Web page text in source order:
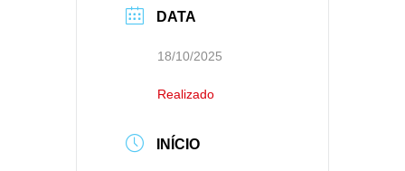
DATA
18/10/2025
Realizado
INÍCIO